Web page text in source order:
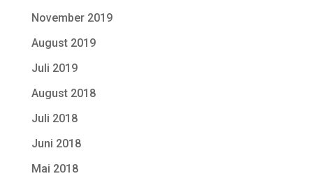
November 2019
August 2019
Juli 2019
August 2018
Juli 2018
Juni 2018
Mai 2018